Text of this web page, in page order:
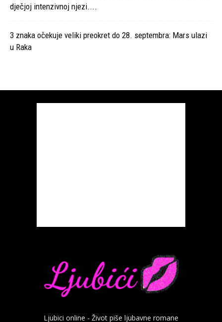
dječjoj intenzivnoj njezi....
3 znaka očekuje veliki preokret do 28. septembra: Mars ulazi
u Raka
Ljubici online - Život piše ljubavne romane